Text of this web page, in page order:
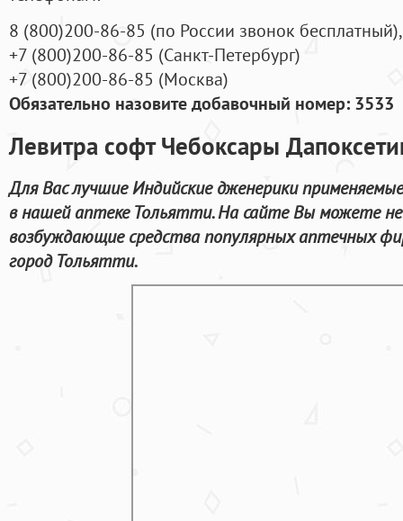
8 (800)200-86-85 (по России звонок бесплатный),
+7 (800)200-86-85 (Санкт-Петербург)
+7 (800)200-86-85 (Москва)
Обязательно назовите добавочный номер: 3533
Левитра софт Чебоксары
Для Вас лучшие Индийские дженерики
в нашей аптеке Тольятти. На сайте Вы можете не
возбуждающие средства популярных аптечных
город Тольятти.